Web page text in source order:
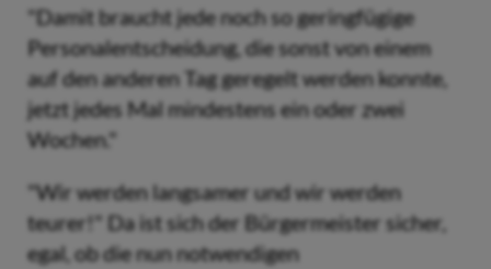
"Damit braucht jede noch so geringfügige
Personalentscheidung, die sonst von einem
auf den anderen Tag geregelt werden konnte,
jetzt jedes Mal mindestens ein oder zwei
Wochen."
"Wir werden langsamer und wir werden
teurer!" Da ist sich der Bürgermeister sicher,
egal, ob die nun notwendigen